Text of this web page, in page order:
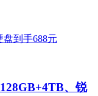
、锐